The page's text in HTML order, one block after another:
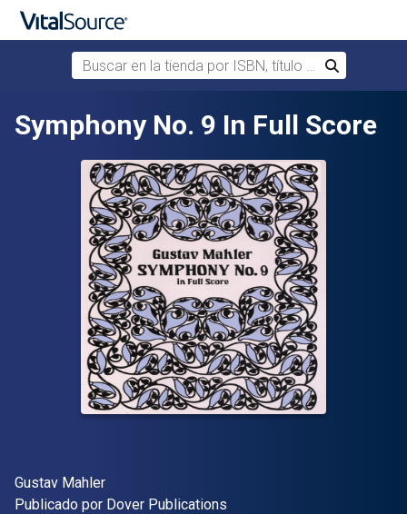
Saltar al contenido principal
Buscar en la tienda por ISBN, título o autor
Buscar
Symphony No. 9 In Full Score
Autor(es)
Gustav Mahler
Editor
Publicado por Dover Publications